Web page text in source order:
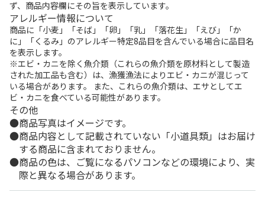
ず、商品内容欄にその旨を表示しています。
アレルギー情報について
商品に「小麦」「そば」「卵」「乳」「落花生」「えび」「か
に」「くるみ」のアレルギー特定8品目を含んでいる場合に品目名
を表示します。
※エビ・カニを除く魚介類（これらの魚介類を原材料として製造
された加工品も含む）は、漁獲漁法によりエビ・カニが混じって
いる場合があります。 また、これらの魚介類は、エサとしてエ
ビ・カニを食べている可能性があります。
その他
商品写真はイメージです。
商品内容として記載されていない「小道具類」はお届け
する商品に含まれておりません。
商品の色は、ご覧になるパソコンなどの環境により、実
際と異なる場合があります。